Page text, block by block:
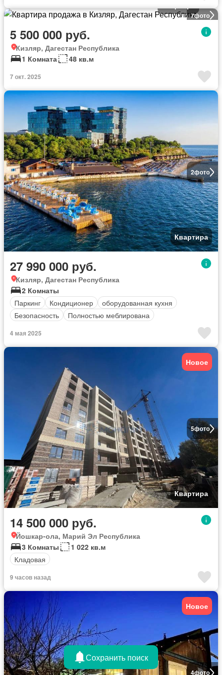
7фото
5 500 000 руб.
Кизляр, Дагестан Республика
1 Комната
48 кв.м
7 окт. 2025
2фото
Квартира
27 990 000 руб.
Кизляр, Дагестан Республика
2 Комнаты
Паркинг
Кондиционер
оборудованная кухня
Безопасность
Полностью меблирована
4 мая 2025
5фото
Новое
Квартира
14 500 000 руб.
Йошкар-ола, Марий Эл Республика
3 Комнаты
1 022 кв.м
Кладовая
9 часов назад
4фото
Новое
Сохранить поиск